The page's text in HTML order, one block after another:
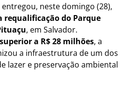
neste domingo (28),
requalificação do Parque
, em Salvador.
a R$ 28 milhões, a
a infraestrutura de um dos
lazer e preservação ambiental